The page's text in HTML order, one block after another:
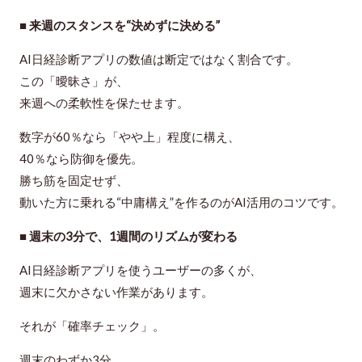
■ 来週のスタンスを“決めずに決める”
AI日経診断アプリの数値は断定ではなく割合です。
この「曖昧さ」が、
来週への柔軟性を保たせます。
数字が60％なら「やや上」程度に構え、
40％なら防御を優先。
勝ち筋を固定せず、
動いた方に乗れる“中庸構え”を作るのがAI活用のコツです。
■ 週末の3分で、1週間のリズムが変わる
AI日経診断アプリを使うユーザーの多くが、
週末に欠かさない作業があります。
それが「確率チェック」。